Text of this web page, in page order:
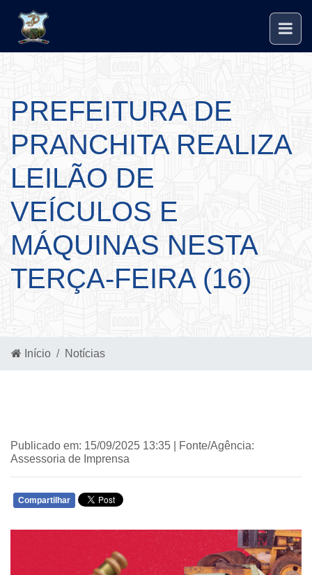
PREFEITURA DE
PRANCHITA REALIZA
LEILÃO DE
VEÍCULOS E
MÁQUINAS NESTA
TERÇA-FEIRA (16)
Início Notícias
Publicado em: 15/09/2025 13:35 | Fonte/Agência:
Assessoria de Imprensa
Compartilhar